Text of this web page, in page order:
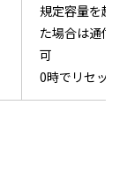
規定容量を超え
た場合は通信不
可
0時でリセット